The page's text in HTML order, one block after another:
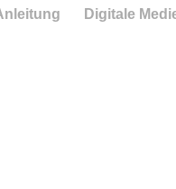
Digitale